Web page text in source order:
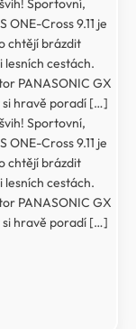
Sportovní,
ONE-Cross 9.11 je
chtějí brázdit
lesních cestách.
PANASONIC GX
si hravě poradí […]
Sportovní,
ONE-Cross 9.11 je
chtějí brázdit
lesních cestách.
PANASONIC GX
si hravě poradí […]